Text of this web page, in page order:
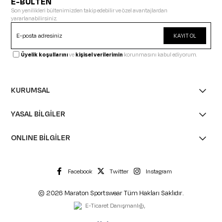
Son yenilikleri bültenimizden takip edebilir ve özel avantajlardan
yararlanabilirsiniz.
KAYIT OL
Üyelik koşullarınıvekişisel verilerimin korunmasını kabul ediyorum.
KURUMSAL
YASAL BİLGİLER
ONLINE BİLGİLER
Facebook Twitter Instagram
© 2026 Maraton Sportswear Tüm Hakları Saklıdır.